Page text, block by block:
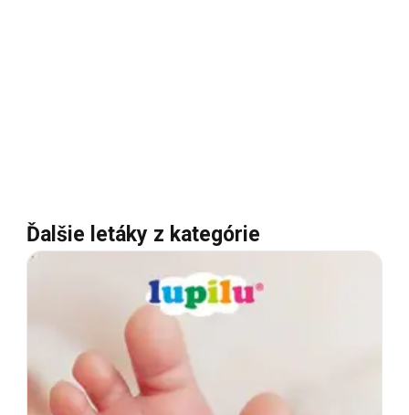
Ďalšie letáky z kategórie